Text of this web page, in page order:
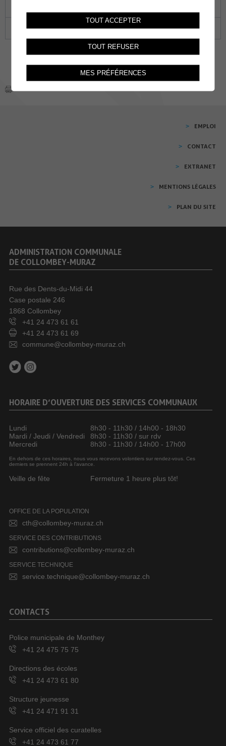
30 31 01 02 03
EMPLOI
CONTACT
EXTRANET
MENTIONS LÉGALES
PLAN DU SITE
ADMINISTRATION COMMUNALE
DE COLLOMBEY-MURAZ
Rue des Dents-du-Midi 44
Case postale 246
1868 Collombey
+41 24 473 61 61
+41 24 473 61 69
commune@collombey-muraz.ch
HORAIRE D’OUVERTURE DES SERVICES COMMUNAUX
Lundi
8h30 - 11h30 / 14h00 - 18h30
Mardi / Jeudi / Vendredi
8h30 - 11h30 / sur rdv
Mercredi
8h30 - 11h30 / 14h00 - 17h00
En dehors de ces horaires, nous vous recevons volontiers sur rendez-vous. Ces
derniers se prennent 24h à l’avance.
Veille de fête Fermeture 1 heure plus tôt!
OFFICE DE LA POPULATION
cth@collombey-muraz.ch
SERVICE DES CONTRIBUTIONS
contributions@collombey-muraz.ch
SERVICE TECHNIQUE
service.technique@collombey-muraz.ch
CONTACTS
Police municipale de Monthey
+41 24 475 75 75
Directions des écoles
+41 24 473 61 80
Structure jeunesse
+41 24 471 91 31
Service officiel des curatelles
+41 24 473 61 77
TOUT ACCEPTER
TOUT REFUSER
MES PRÉFÉRENCES